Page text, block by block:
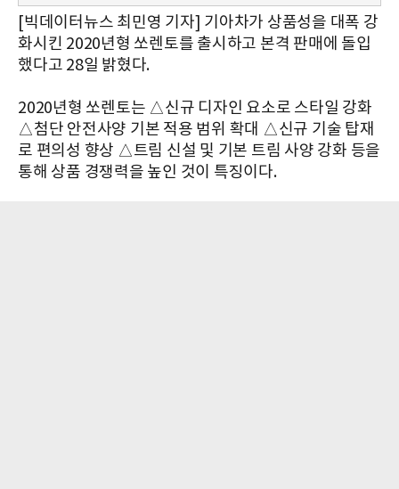
[빅데이터뉴스 최민영 기자] 기아차가 상품성을 대폭 강
화시킨 2020년형 쏘렌토를 출시하고 본격 판매에 돌입
했다고 28일 밝혔다.
2020년형 쏘렌토는 △신규 디자인 요소로 스타일 강화
△첨단 안전사양 기본 적용 범위 확대 △신규 기술 탑재
로 편의성 향상 △트림 신설 및 기본 트림 사양 강화 등을
통해 상품 경쟁력을 높인 것이 특징이다.